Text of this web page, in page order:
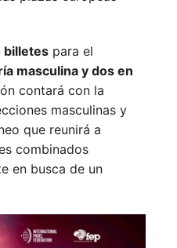
billetes para el
masculina y dos en
contará con la
masculinas y
que reunirá a
combinados
en busca de un